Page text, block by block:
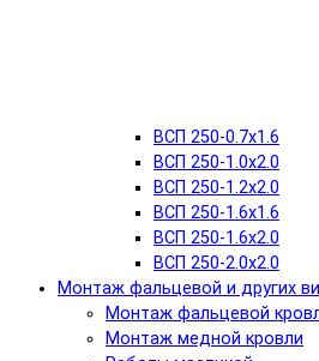
ВСП 250-0.7x1.6
ВСП 250-1.0x2.0
ВСП 250-1.2x2.0
ВСП 250-1.6x1.6
ВСП 250-1.6х2.0
ВСП 250-2.0x2.0
Монтаж фальцевой и других
Монтаж фальцевой
Монтаж медной кровли